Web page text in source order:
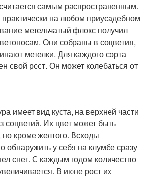
самым распространенным.
на любом приусадебном
метельчатый флокс получил
Они собраны в соцветия,
метелки. Для каждого сорта
свой рост. Он может колебаться от
имеет вид куста, на верхней части
соцветий. Их цвет может быть
кроме желтого. Всходы
обнаружить у себя на клумбе сразу
снег. С каждым годом количество
В июне рост их